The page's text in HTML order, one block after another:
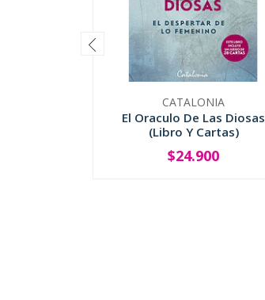
CATALONIA
El Oraculo De Las Diosas
(Libro Y Cartas)
+
$24.900